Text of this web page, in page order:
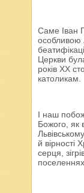
Саме Іван
особливою
Церкви
років XX
католикам.
І наш
Божого, як
й вірності
серця,